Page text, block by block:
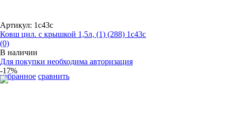
избранное сравнить
Артикул: 1с43с
Ковш цил. с крышкой 1,5л, (1) (288) 1с43с
(0)
В наличии
Для покупки необходима авторизация
-17%